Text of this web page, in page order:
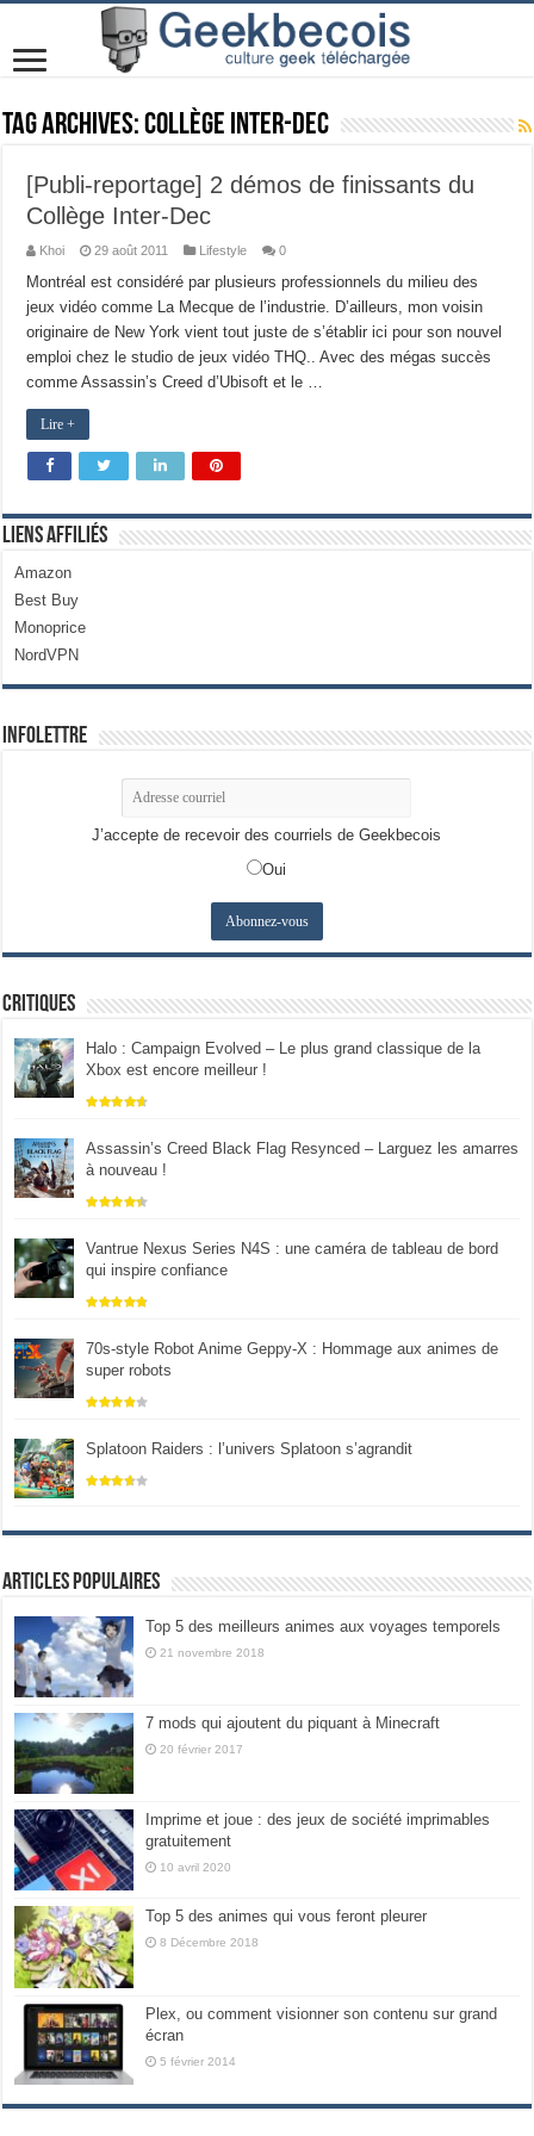
Tag Archives:Collège Inter-Dec
[Publi-reportage] 2 démos de finissants du
Collège Inter-Dec
Khoi 29 août 2011 Lifestyle 0
Montréal est considéré par plusieurs professionnels du milieu des
jeux vidéo comme La Mecque de l’industrie. D’ailleurs, mon voisin
originaire de New York vient tout juste de s’établir ici pour son nouvel
emploi chez le studio de jeux vidéo THQ.. Avec des mégas succès
comme Assassin’s Creed d’Ubisoft et le …
Lire +
Liens Affiliés
Amazon
Best Buy
Monoprice
NordVPN
Infolettre
J’accepte de recevoir des courriels de Geekbecois
Oui
Critiques
Halo : Campaign Evolved – Le plus grand classique de la
Xbox est encore meilleur !
Assassin’s Creed Black Flag Resynced – Larguez les amarres
à nouveau !
Vantrue Nexus Series N4S : une caméra de tableau de bord
qui inspire confiance
70s-style Robot Anime Geppy-X : Hommage aux animes de
super robots
Splatoon Raiders : l’univers Splatoon s’agrandit
Articles populaires
Top 5 des meilleurs animes aux voyages temporels
21 novembre 2018
7 mods qui ajoutent du piquant à Minecraft
20 février 2017
Imprime et joue : des jeux de société imprimables
gratuitement
10 avril 2020
Top 5 des animes qui vous feront pleurer
8 Décembre 2018
Plex, ou comment visionner son contenu sur grand
écran
5 février 2014